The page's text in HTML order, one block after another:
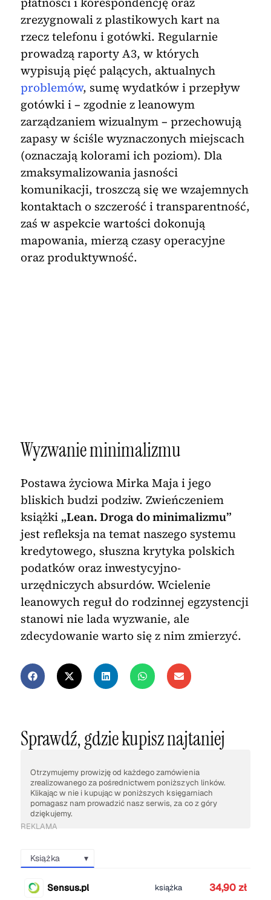
zrezygnowali z plastikowych kart na
rzecz telefonu i gotówki. Regularnie
prowadzą raporty A3, w których
wypisują pięć palących, aktualnych
problemów, sumę wydatków i przepływ
gotówki i – zgodnie z leanowym
zarządzaniem wizualnym – przechowują
zapasy w ściśle wyznaczonych miejscach
(oznaczają kolorami ich poziom). Dla
zmaksymalizowania jasności
komunikacji, troszczą się we wzajemnych
kontaktach o szczerość i transparentność,
zaś w aspekcie wartości dokonują
mapowania, mierzą czasy operacyjne
oraz produktywność.
Wyzwanie minimalizmu
Postawa życiowa Mirka Maja i jego
bliskich budzi podziw. Zwieńczeniem
książki „Lean. Droga do minimalizmu”
jest refleksja na temat naszego systemu
kredytowego, słuszna krytyka polskich
podatków oraz inwestycyjno-
urzędniczych absurdów. Wcielenie
leanowych reguł do rodzinnej egzystencji
stanowi nie lada wyzwanie, ale
zdecydowanie warto się z nim zmierzyć.
Sprawdź, gdzie kupisz najtaniej
Otrzymujemy prowizję od każdego zamówienia
zrealizowanego za pośrednictwem poniższych linków.
Klikając w nie i kupując w poniższych księgarniach
pomagasz nam prowadzić nasz serwis, za co z góry
dziękujemy.
REKLAMA
Książka
Sensus.pl książka 34,90 zł